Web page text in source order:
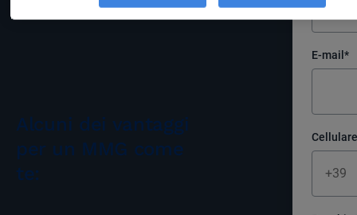
E-mail *
Cellulare
Alcuni dei vantaggi
per un MMG come
te: